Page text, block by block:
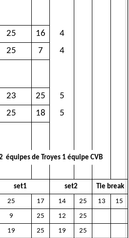
25 16
4
25 7 4
23 25
5
25 18 5
équipes de Troyes 1 équipe CVB
set1 set2
Tie break
25 17 14 25 13
15
9 25 12
25
19 25 19 25